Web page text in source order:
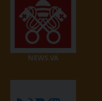
NEWS.VA